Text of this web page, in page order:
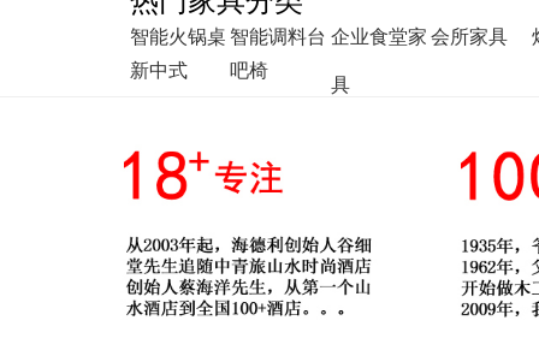
智能火锅桌 智能调料台 企业食堂家
具
会所家具
新中式
吧椅